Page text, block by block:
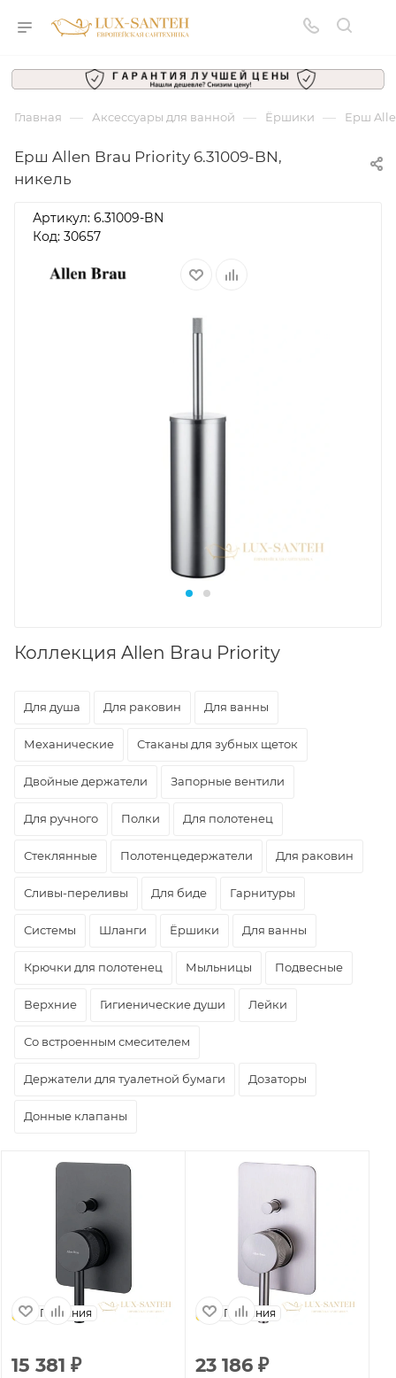
Главная — Аксессуары для ванной — Ёршики — Ерш
Ерш Allen Brau Priority 6.31009-BN,
никель
Артикул: 6.31009-BN
Код: 30657
Коллекция Allen Brau Priority
Для душа Для раковин Для ванны
Механические Стаканы для зубных щеток
Двойные держатели Запорные вентили
Для ручного Полки Для полотенец
Стеклянные Полотенцедержатели Для раковин
Сливы-переливы Для биде Гарнитуры
Системы Шланги Ёршики Для ванны
Крючки для полотенец Мыльницы Подвесные
Верхние Гигиенические души Лейки
Со встроенным смесителем
Держатели для туалетной бумаги Дозаторы
Донные клапаны
Германия
15 381 ₽
Германия
23 186 ₽